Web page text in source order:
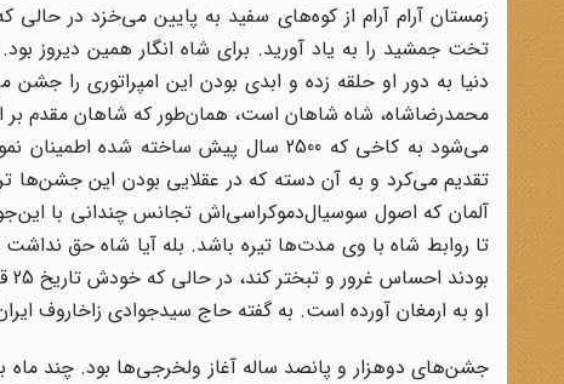
زمستان آرام آرام از کوه‌های سفید به پایین می‌خزد در
تخت جمشید را به یاد آورید. برای شاه انگار همین دیروز
دنیا به دور او حلقه زده‌ و ابدی بودن این امپراتوری را
محمدرضاشاه، شاه شاهان است، همان‌طور که شاهان مقدم بر
می‌شود به کاخی که 2500 سال پیش ساخته
تقدیم می‌کرد و به آن دسته که در عقلایی بودن این جشن‌ها
آلمان که اصول سوسیال‌دموکراسی‌اش تجانس چندانی با
تا روابط شاه با وی مدت‌ها تیره باشد. بله آیا شاه حق
او به ارمغان آورده است. به گفته حاج سیدجوادی زاخاروف
جشن‌های دوهزار و پانصد ساله آغاز ولخرجی‌ها بود. چند